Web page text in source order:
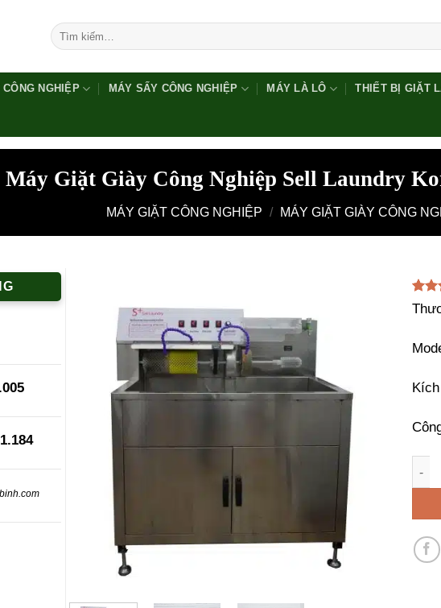
Tìm
kiếm:
NGHIỆP MÁY SẤY CÔNG NGHIỆP MÁY LÀ LÔ THIẾT BỊ GIẶT
Máy Giặt Giày Công Nghiệp Sell Laundry
MÁY GIẶT CÔNG NGHIỆP / MÁY GIẶT GIÀY CÔNG
5.00
dựa
1